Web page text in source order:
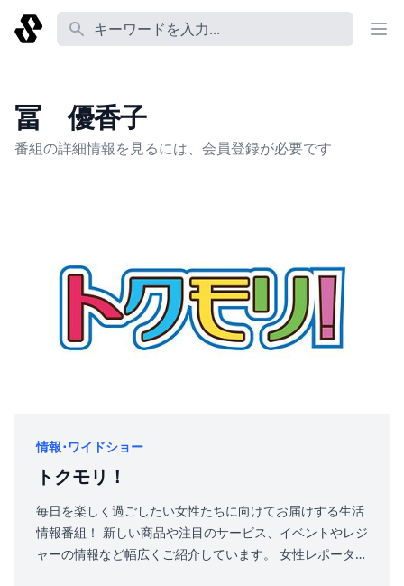
番組名 あるいは コーナー名 あるいは 説明 あるい
冨 優香子
番組の詳細情報を見るには、会員登録が必要です
情報･ワイドショー
トクモリ！
毎日を楽しく過ごしたい女性たちに向けてお届けする生活
情報番組！ 新しい商品や注目のサービス、イベントやレジ
ャーの情報など幅広くご紹介しています。 女性レポーター